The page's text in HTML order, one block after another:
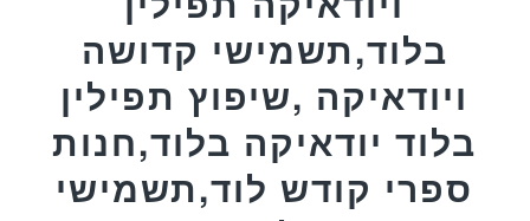
בלוד,תשמישי קדושה
ויודאיקה ,שיפוץ תפילין
בלוד יודאיקה בלוד,חנות
ספרי קודש לוד,תשמישי